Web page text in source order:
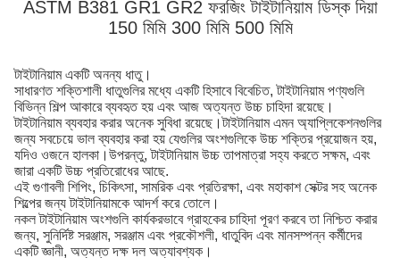
ASTM B381 GR1 GR2 ফরজিং টাইটানিয়াম ডিস্ক দিয়া
150 মিমি 300 মিমি 500 মিমি
টাইটানিয়াম একটি অনন্য ধাতু।
সাধারণত শক্তিশালী ধাতুগুলির মধ্যে একটি হিসাবে বিবেচিত, টাইটানিয়াম পণ্যগুলি
বিভিন্ন শিল্প আকারে ব্যবহৃত হয় এবং আজ অত্যন্ত উচ্চ চাহিদা রয়েছে।
টাইটানিয়াম ব্যবহার করার অনেক সুবিধা রয়েছে।টাইটানিয়াম এমন অ্যাপ্লিকেশনগুলির
জন্য সবচেয়ে ভাল ব্যবহার করা হয় যেগুলির অংশগুলিকে উচ্চ শক্তির প্রয়োজন হয়,
যদিও ওজনে হালকা।উপরন্তু, টাইটানিয়াম উচ্চ তাপমাত্রা সহ্য করতে সক্ষম, এবং
জারা একটি উচ্চ প্রতিরোধের আছে.
এই গুণাবলী শিপিং, চিকিৎসা, সামরিক এবং প্রতিরক্ষা, এবং মহাকাশ সেক্টর সহ অনেক
শিল্পের জন্য টাইটানিয়ামকে আদর্শ করে তোলে।
নকল টাইটানিয়াম অংশগুলি কার্যকরভাবে গ্রাহকের চাহিদা পূরণ করবে তা নিশ্চিত করার
জন্য, সুনির্দিষ্ট সরঞ্জাম, সরঞ্জাম এবং প্রকৌশলী, ধাতুবিদ এবং মানসম্পন্ন কর্মীদের
একটি জ্ঞানী, অত্যন্ত দক্ষ দল অত্যাবশ্যক।